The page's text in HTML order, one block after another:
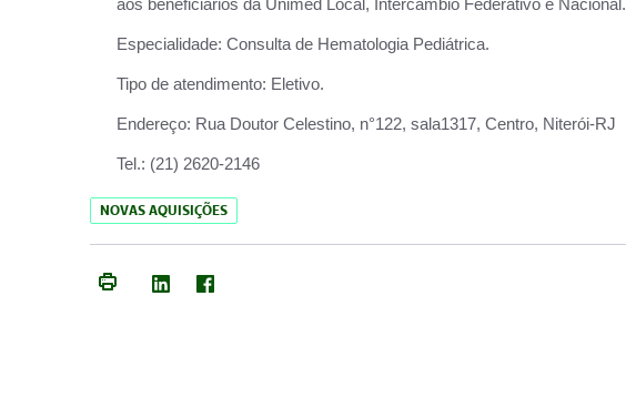
aos beneficiários da Unimed Local, Intercâmbio Federativo e Nacional.
Especialidade: Consulta de Hematologia Pediátrica.
Tipo de atendimento: Eletivo.
Endereço: Rua Doutor Celestino, n°122, sala1317, Centro, Niterói-RJ
Tel.: (21) 2620-2146
NOVAS AQUISIÇÕES